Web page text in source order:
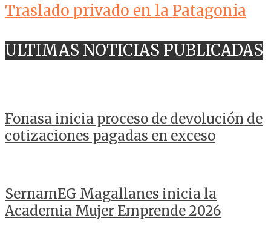
Traslado privado en la Patagonia
ULTIMAS NOTICIAS PUBLICADAS
Fonasa inicia proceso de devolución de
cotizaciones pagadas en exceso
SernamEG Magallanes inicia la
Academia Mujer Emprende 2026